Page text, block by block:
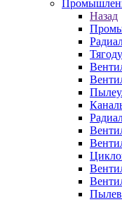
Назад